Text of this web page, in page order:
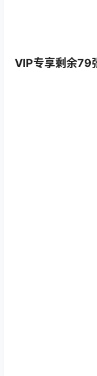
VIP专享剩余79